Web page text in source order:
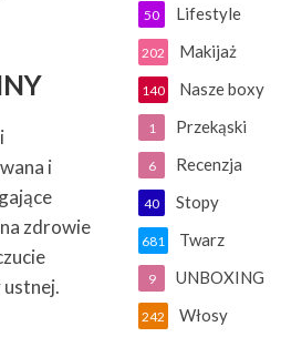
i
zdrowie
ustnej.
Lifestyle
50
Makijaż
202
Nasze boxy
140
Przekąski
1
Recenzja
6
Stopy
40
Twarz
681
UNBOXING
9
Włosy
242